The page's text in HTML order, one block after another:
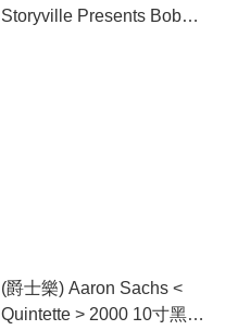
Storyville Presents Bob
(爵士樂) Aaron Sachs <
Quintette > 2000 10寸黑膠